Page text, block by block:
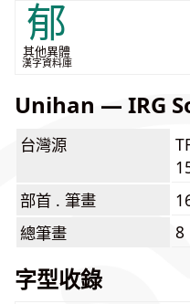
郁
其他異體
漢字資料庫
Unihan — IRG
台灣源
部首 . 筆畫
總筆畫
8
字型收錄